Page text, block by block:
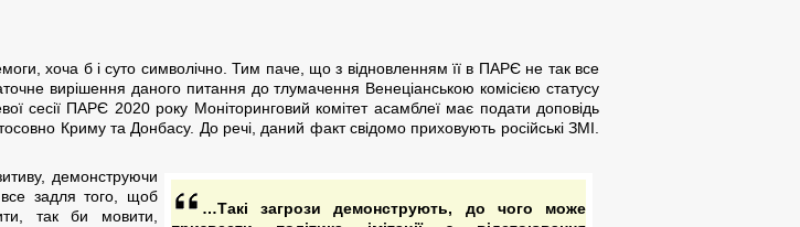
хоча б і суто символічно. Тим паче, що з відновленням її в ПАРЄ не так все
вирішення даного питання до тлумачення Венеціанською комісією статусу
сесії ПАРЄ 2020 року Моніторинговий комітет асамблеї має подати доповідь
Криму та Донбасу. До речі, даний факт свідомо приховують російські ЗМІ.
…Такі загрози демонструють, до чого може
демонструючи
все задля того, щоб
так би мовити,